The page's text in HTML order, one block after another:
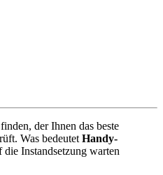
der Ihnen das beste
Was bedeutet Handy-
Instandsetzung warten